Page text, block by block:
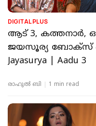
DIGITAL PLUS
ആട് 3, കത്തനാർ,
ജയസൂര്യ ബോക്സ്
Jayasurya | Aadu 3
രാഹുൽ ബി 1 min read